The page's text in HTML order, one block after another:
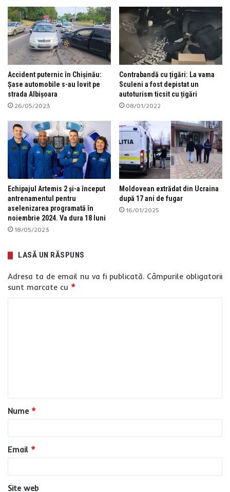
Accident puternic în Chișinău:
Șase automobile s-au lovit pe
strada Albișoara
26/05/2023
Contrabandă cu țigări: La vama
Sculeni a fost depistat un
autoturism ticsit cu țigări
08/01/2022
Echipajul Artemis 2 şi-a început
antrenamentul pentru
aselenizarea programată în
noiembrie 2024. Va dura 18 luni
18/05/2023
Moldovean extrădat din Ucraina
după 17 ani de fugar
16/01/2025
LASĂ UN RĂSPUNS
Adresa ta de email nu va fi publicată. Câmpurile obligatorii
sunt marcate cu *
a
r
u
*
Nume *
Email *
Site web